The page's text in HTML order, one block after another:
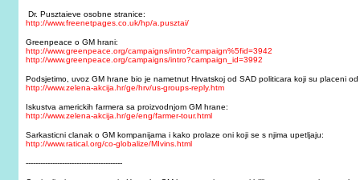
Dr. Pusztaieve osobne stranice:
http://www.freenetpages.co.uk/hp/a.pusztai/
Greenpeace o GM hrani:
http://www.greenpeace.org/campaigns/intro?campaign%5fid=3942
http://www.greenpeace.org/campaigns/intro?campaign_id=3992
Podsjetimo, uvoz GM hrane bio je nametnut Hrvatskoj od SAD politicara koji su placeni
http://www.zelena-akcija.hr/ge/hrv/us-groups-reply.htm
Iskustva americkih farmera sa proizvodnjom GM hrane:
http://www.zelena-akcija.hr/ge/eng/farmer-tour.html
Sarkasticni clanak o GM kompanijama i kako prolaze oni koji se s njima upetljaju:
http://www.ratical.org/co-globalize/MIvins.html
----------------------------------------